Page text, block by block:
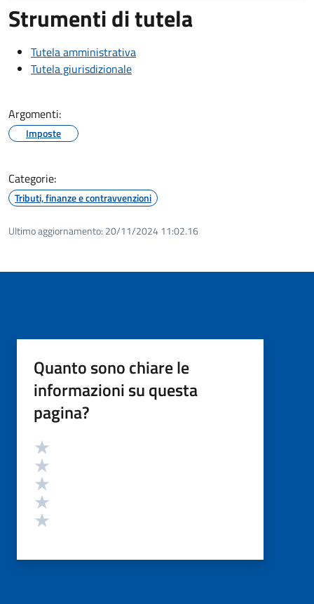
Strumenti di tutela
Tutela amministrativa
Tutela giurisdizionale
Argomenti:
Imposte
Categorie:
Tributi, finanze e contravvenzioni
Ultimo aggiornamento: 20/11/2024 11:02.16
Quanto sono chiare le
informazioni su questa
pagina?
Valutazione